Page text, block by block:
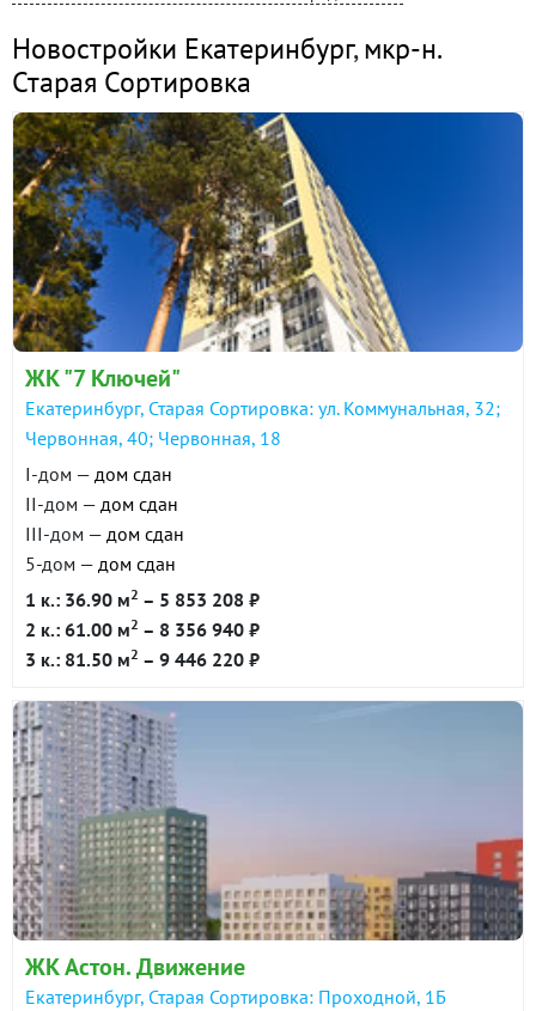
Новостройки Екатеринбург,мкр-н.
Старая Сортировка
ЖК "7 Ключей"
Екатеринбург, Старая Сортировка: ул. Коммунальная, 32;
Червонная, 40; Червонная, 18
I-дом — дом сдан
II-дом — дом сдан
III-дом — дом сдан
5-дом — дом сдан
1 к.: 36.90 м2 – 5 853 208 ₽
2 к.: 61.00 м2 – 8 356 940 ₽
3 к.: 81.50 м2 – 9 446 220 ₽
ЖК Астон. Движение
Екатеринбург, Старая Сортировка: Проходной, 1Б